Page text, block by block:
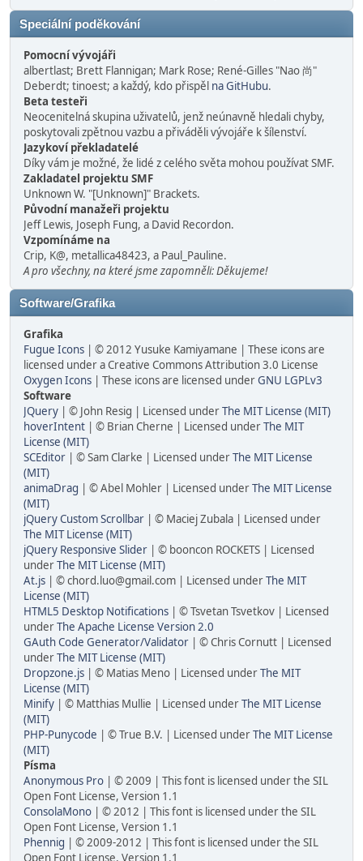
Speciální poděkování
Pomocní vývojáři
albertlast; Brett Flannigan; Mark Rose; René-Gilles "Nao 尚"
Deberdt; tinoest; a každý, kdo přispěl na GitHubu.
Beta testeři
Neocenitelná skupina uživatelů, jenž neúnavně hledali chyby,
poskytovali zpětnou vazbu a přiváděli vývojáře k šílenství.
Jazykoví překladatelé
Díky vám je možné, že lidé z celého světa mohou používat SMF.
Zakladatel projektu SMF
Unknown W. "[Unknown]" Brackets.
Původní manažeři projektu
Jeff Lewis, Joseph Fung, a David Recordon.
Vzpomínáme na
Crip, K@, metallica48423, a Paul_Pauline.
A pro všechny, na které jsme zapomněli: Děkujeme!
Software/Grafika
Grafika
Fugue Icons | © 2012 Yusuke Kamiyamane | These icons are
licensed under a Creative Commons Attribution 3.0 License
Oxygen Icons | These icons are licensed underGNU LGPLv3
Software
JQuery | © John Resig | Licensed underThe MIT License (MIT)
hoverIntent | © Brian Cherne | Licensed underThe MIT
License (MIT)
SCEditor | © Sam Clarke | Licensed underThe MIT License
(MIT)
animaDrag | © Abel Mohler | Licensed underThe MIT License
(MIT)
jQuery Custom Scrollbar | © Maciej Zubala | Licensed under
The MIT License (MIT)
jQuery Responsive Slider | © booncon ROCKETS | Licensed
underThe MIT License (MIT)
At.js | © chord.luo@gmail.com | Licensed underThe MIT
License (MIT)
HTML5 Desktop Notifications | © Tsvetan Tsvetkov | Licensed
underThe Apache License Version 2.0
GAuth Code Generator/Validator | © Chris Cornutt | Licensed
underThe MIT License (MIT)
Dropzone.js | © Matias Meno | Licensed underThe MIT
License (MIT)
Minify | © Matthias Mullie | Licensed underThe MIT License
(MIT)
PHP-Punycode | © True B.V. | Licensed underThe MIT License
(MIT)
Písma
Anonymous Pro | © 2009 | This font is licensed under the SIL
Open Font License, Version 1.1
ConsolaMono | © 2012 | This font is licensed under the SIL
Open Font License, Version 1.1
Phennig | © 2009-2012 | This font is licensed under the SIL
Open Font License, Version 1.1